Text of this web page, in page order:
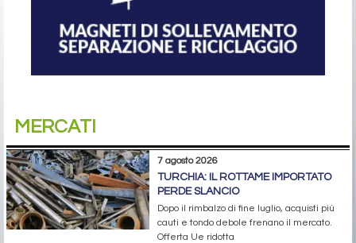
MERCATI
7 agosto 2026
TURCHIA: IL ROTTAME IMPORTATO
PERDE SLANCIO
Dopo il rimbalzo di fine luglio, acquisti più
cauti e tondo debole frenano il mercato.
Offerta Ue ridotta